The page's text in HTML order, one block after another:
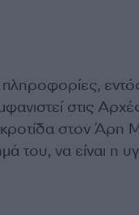
στις
στον Άρη
του, να είναι η